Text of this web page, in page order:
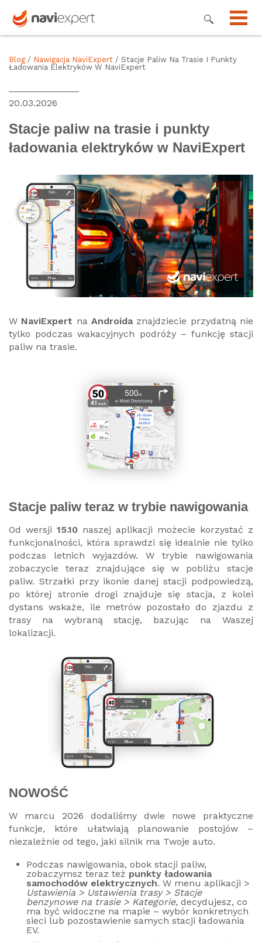
Blog / Nawigacja NaviExpert / Stacje Paliw Na Trasie I Punkty
Ładowania Elektryków W NaviExpert
20.03.2026
Stacje paliw na trasie i punkty
ładowania elektryków w NaviExpert
W NaviExpert naAndroidaznajdziecie przydatną nie
tylko podczas wakacyjnych podróży – funkcję stacji
paliw na trasie.
Stacje paliw teraz w trybie nawigowania
Od wersji 15.10 naszej aplikacji możecie korzystać z
funkcjonalności, która sprawdzi się idealnie nie tylko
podczas letnich wyjazdów. W trybie nawigowania
zobaczycie teraz znajdujące się w pobliżu stacje
paliw. Strzałki przy ikonie danej stacji podpowiedzą,
po której stronie drogi znajduje się stacja, z kolei
dystans wskaże, ile metrów pozostało do zjazdu z
trasy na wybraną stację, bazując na Waszej
lokalizacji.
NOWOŚĆ
W marcu 2026 dodaliśmy dwie nowe praktyczne
funkcje, które ułatwiają planowanie postojów –
niezależnie od tego, jaki silnik ma Twoje auto.
Podczas nawigowania, obok stacji paliw,
zobaczymsz teraz też punkty ładowania
samochodów elektrycznych. W menu aplikacji >
Ustawienia > Ustawienia trasy > Stacje
benzynowe na trasie > Kategorie, decydujesz, co
ma być widoczne na mapie – wybór konkretnych
sieci lub pozostawienie samych stacji ładowania
EV.